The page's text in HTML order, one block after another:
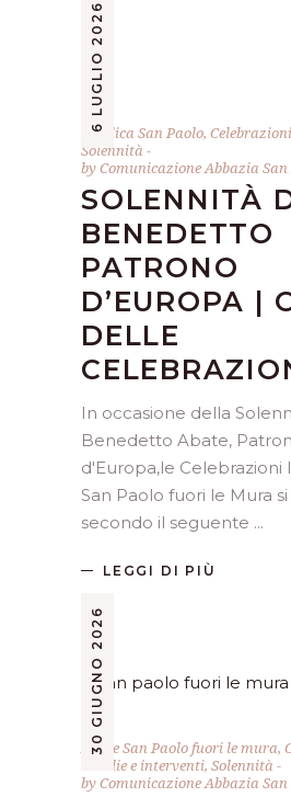
6 LUGLIO 2026
Basilica San Paolo, Celebrazioni
Solennità
byComunicazione Abbazia San
SOLENNITÀ
BENEDETTO
PATRONO
D’EUROPA |
DELLE
In occasione della
Benedetto Abate,
d'Europa,le Celebrazioni
San Paolo fuori le Mura
secondo il seguente
LEGGI DI PIÙ
30 GIUGNO 2026
Abate San Paolo fuori le mura,
Omelie e interventi, Solennità
byComunicazione Abbazia San